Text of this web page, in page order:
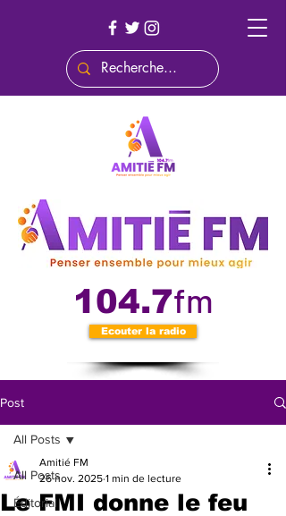
104.7fm
Ecouter la radio
Post
All Posts
Éditorial
All Posts
Le FMI donne le feu
Amitié FM
26 nov. 2025 1 min de lecture